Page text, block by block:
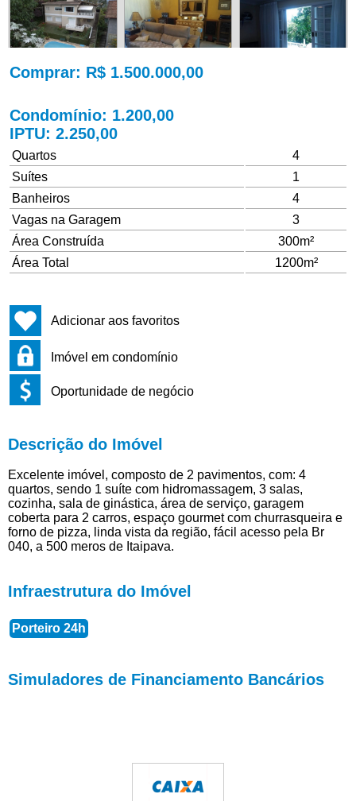
Comprar: R$ 1.500.000,00
Condomínio: 1.200,00
IPTU: 2.250,00
Quartos
4
Suítes
1
Banheiros
4
Vagas na Garagem
3
Área Construída
300m²
Área Total
1200m²
Adicionar aos favoritos
Imóvel em condomínio
Oportunidade de negócio
Descrição do Imóvel
Excelente imóvel, composto de 2 pavimentos, com: 4
quartos, sendo 1 suíte com hidromassagem, 3 salas,
cozinha, sala de ginástica, área de serviço, garagem
coberta para 2 carros, espaço gourmet com churrasqueira e
forno de pizza, linda vista da região, fácil acesso pela Br
040, a 500 meros de Itaipava.
Infraestrutura do Imóvel
Porteiro 24h
Simuladores de Financiamento Bancários